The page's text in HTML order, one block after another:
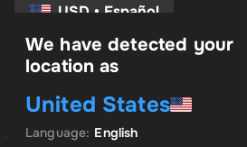
USD • Español
política de privacidad
Politica de reembolso
Preferencias de consentimiento
We have detected your
location as
United States
Language: English